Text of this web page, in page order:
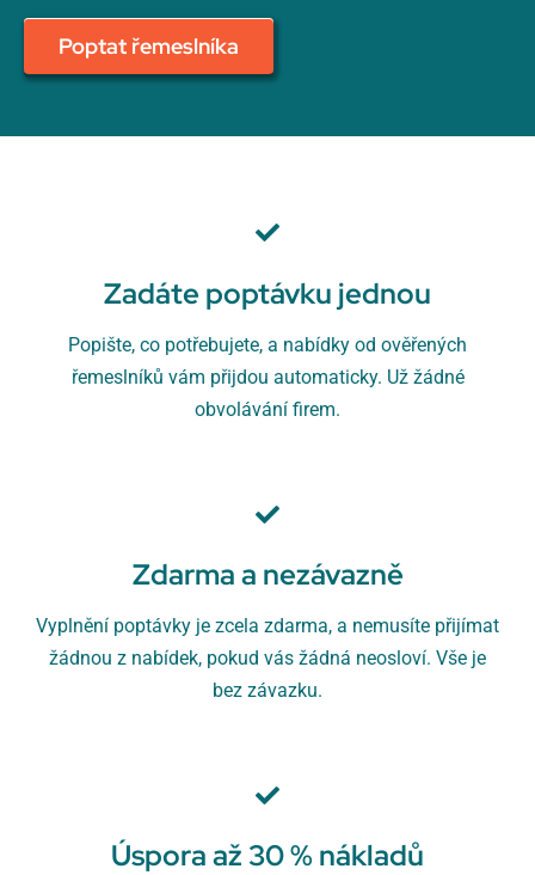
Poptat řemeslníka
Zadáte poptávku jednou
Popište, co potřebujete, a nabídky od ověřených
řemeslníků vám přijdou automaticky. Už žádné
obvolávání firem.
Zdarma a nezávazně
Vyplnění poptávky je zcela zdarma, a nemusíte přijímat
žádnou z nabídek, pokud vás žádná neosloví. Vše je
bez závazku.
Úspora až 30 % nákladů